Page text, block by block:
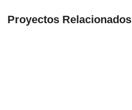
Proyectos Relacionados